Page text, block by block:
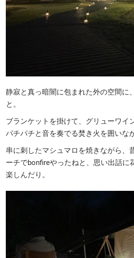
静寂と真っ暗闇に包まれた外の空間に
と。
ブランケットを掛けて、グリューワイ
パチパチと音を奏でる焚き火を囲いな
串に刺したマシュマロを焼きながら、
ーチでbonfireやったねと、思い出話に
楽しんだり。